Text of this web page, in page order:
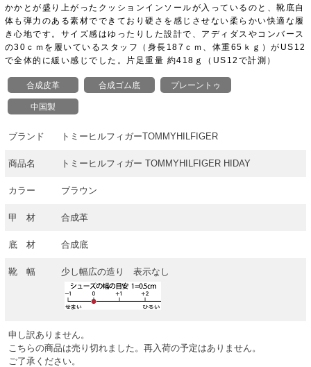
かかとが盛り上がったクッションインソールが入っているのと、靴底自
体も弾力のある素材でできており硬さを感じさせない柔らかい快適な履
き心地です。サイズ感はゆったりした設計で、アディダスやコンバース
の30ｃｍを履いているスタッフ（身長187ｃｍ、体重65ｋｇ）がUS12
で全体的に緩い感じでした。片足重量 約418ｇ（US12で計測）
合成皮革 合成ゴム底 プレーントゥ
中国製
ブランド トミーヒルフィガーTOMMYHILFIGER
商品名 トミーヒルフィガー TOMMYHILFIGER HIDAY
カラー ブラウン
甲 材 合成革
底 材 合成底
靴 幅 少し幅広の造り 表示なし
申し訳ありません。
こちらの商品は売り切れました。再入荷の予定はありません。
ご了承ください。